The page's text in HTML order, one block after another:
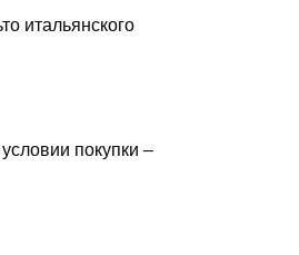
итальянского
покупки –